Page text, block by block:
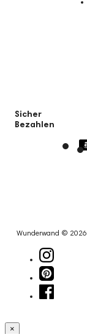
Sicher
Bezahlen
Wunderwand © 2026
×